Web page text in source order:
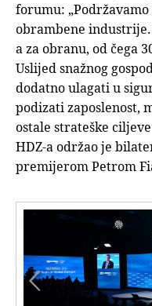
forumu:
obrambene industrije.
a za obranu, od čega
Uslijed snažnog
dodatno ulagati u
podizati zaposlenost,
ostale strateške
HDZ-a održao je
premijerom Petrom
